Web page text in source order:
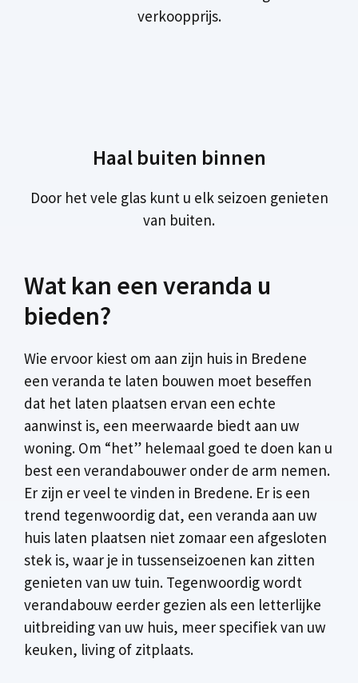
verkoopprijs.
Haal buiten binnen
Door het vele glas kunt u elk seizoen genieten
van buiten.
Wat kan een veranda u
bieden?
Wie ervoor kiest om aan zijn huis in Bredene
een veranda te laten bouwen moet beseffen
dat het laten plaatsen ervan een echte
aanwinst is, een meerwaarde biedt aan uw
woning. Om “het” helemaal goed te doen kan u
best een verandabouwer onder de arm nemen.
Er zijn er veel te vinden in Bredene. Er is een
trend tegenwoordig dat, een veranda aan uw
huis laten plaatsen niet zomaar een afgesloten
stek is, waar je in tussenseizoenen kan zitten
genieten van uw tuin. Tegenwoordig wordt
verandabouw eerder gezien als een letterlijke
uitbreiding van uw huis, meer specifiek van uw
keuken, living of zitplaats.